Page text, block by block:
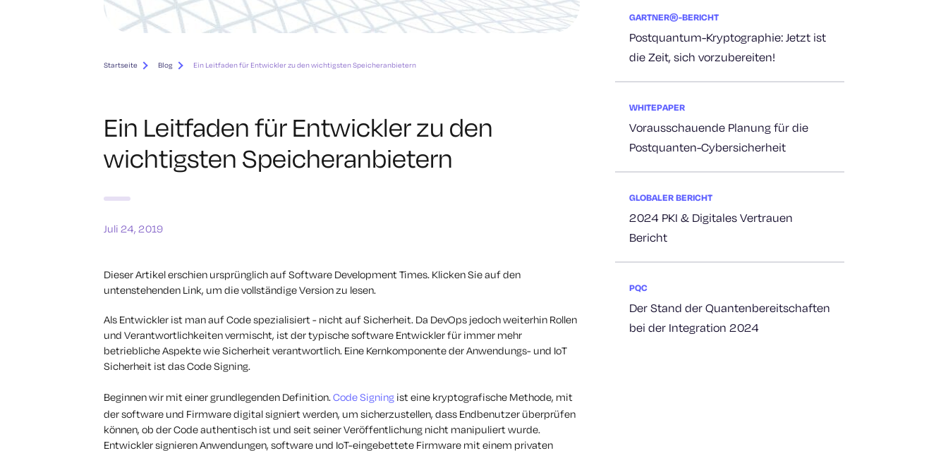
Startseite Blog Ein Leitfaden für Entwickler zu den wichtigsten Speicheranbietern
Ein Leitfaden für Entwickler zu den
wichtigsten Speicheranbietern
Juli 24, 2019
Dieser Artikel erschien ursprünglich auf Software Development Times. Klicken Sie auf den
untenstehenden Link, um die vollständige Version zu lesen.
Als Entwickler ist man auf Code spezialisiert - nicht auf Sicherheit. Da DevOps jedoch weiterhin Rollen
und Verantwortlichkeiten vermischt, ist der typische software Entwickler für immer mehr
betriebliche Aspekte wie Sicherheit verantwortlich. Eine Kernkomponente der Anwendungs- und IoT
Sicherheit ist das Code Signing.
Beginnen wir mit einer grundlegenden Definition.Code Signing ist eine kryptografische Methode, mit
der software und Firmware digital signiert werden, um sicherzustellen, dass Endbenutzer überprüfen
können, ob der Code authentisch ist und seit seiner Veröffentlichung nicht manipuliert wurde.
Entwickler signieren Anwendungen, software und IoT-eingebettete Firmware mit einem privaten
GARTNER®-BERICHT
Postquantum-Kryptographie: Jetzt ist
die Zeit, sich vorzubereiten!
WHITEPAPER
Vorausschauende Planung für die
Postquanten-Cybersicherheit
GLOBALER BERICHT
2024 PKI & Digitales Vertrauen
Bericht
PQC
Der Stand der Quantenbereitschaften
bei der Integration 2024